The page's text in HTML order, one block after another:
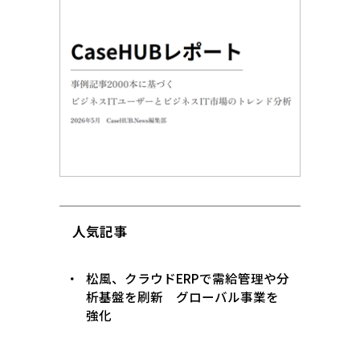
人気記事
松風、クラウドERPで需給管理や分
析基盤を刷新 グローバル事業を
強化